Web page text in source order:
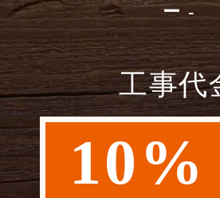
ー -
工事代
10%